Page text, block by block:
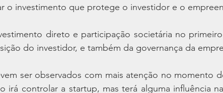
o investimento que protege o investidor e o
direto e participação societária no
do investidor, e também da governança da
ser observados com mais atenção no momento
irá controlar a startup, mas terá alguma influência